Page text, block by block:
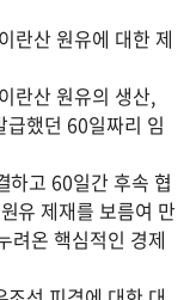
란산 원유에 대한 제
란산 원유의 생산,
급했던 60일짜리 임
하고 60일간 후속 협
유 제재를 보름여 만
려온 핵심적인 경제